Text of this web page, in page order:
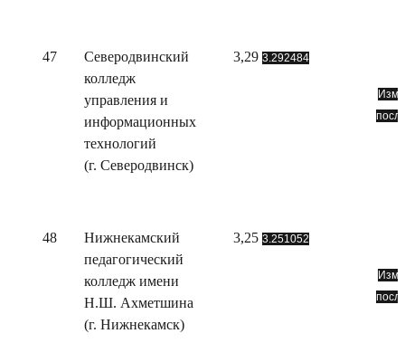
47
Северодвинский
колледж
управления и
информационных
технологий
(г. Северодвинск)
3,29 3.292484
48
Нижнекамский
педагогический
колледж имени
Н.Ш. Ахметшина
(г. Нижнекамск)
3,25 3.251052